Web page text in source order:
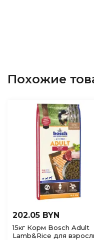
Похожие
202.05 BYN
15кг Корм Bosch Adult
Lamb&Rice для